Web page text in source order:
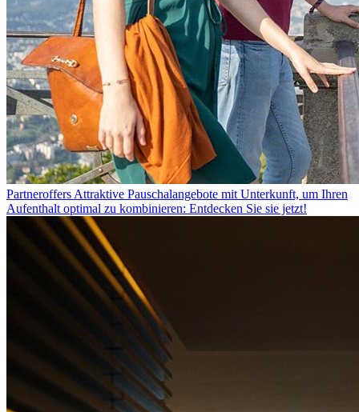
Partneroffers Attraktive Pauschalangebote mit Unterkunft, um Ihren
Aufenthalt optimal zu kombinieren: Entdecken Sie sie jetzt!